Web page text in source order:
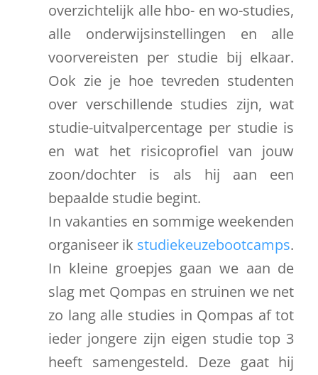
overzichtelijk alle hbo- en wo-studies,
alle onderwijsinstellingen en alle
voorvereisten per studie bij elkaar.
Ook zie je hoe tevreden studenten
over verschillende studies zijn, wat
studie-uitvalpercentage per studie is
en wat het risicoprofiel van jouw
zoon/dochter is als hij aan een
bepaalde studie begint.
In vakanties en sommige weekenden
organiseer ik studiekeuzebootcamps.
In kleine groepjes gaan we aan de
slag met Qompas en struinen we net
zo lang alle studies in Qompas af tot
ieder jongere zijn eigen studie top 3
heeft samengesteld. Deze gaat hij